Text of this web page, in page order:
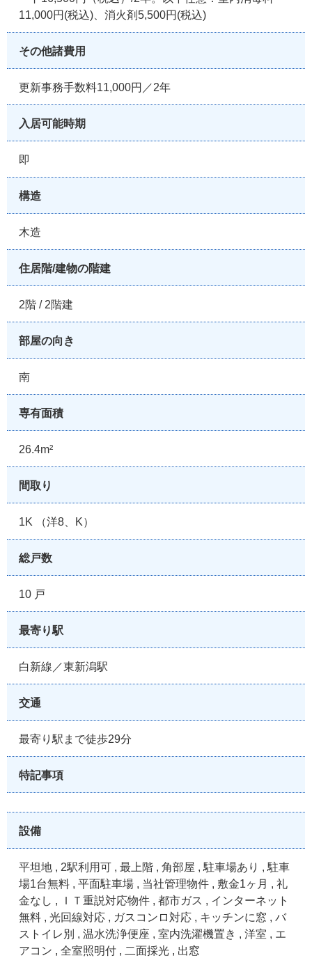
11,000円(税込)、消火剤5,500円(税込)
その他諸費用
更新事務手数料11,000円／2年
入居可能時期
即
構造
木造
住居階/建物の階建
2階 / 2階建
部屋の向き
南
専有面積
26.4m²
間取り
1K （洋8、K）
総戸数
10 戸
最寄り駅
白新線／東新潟駅
交通
最寄り駅まで徒歩29分
特記事項
設備
平坦地 , 2駅利用可 , 最上階 , 角部屋 , 駐車場あり , 駐車
場1台無料 , 平面駐車場 , 当社管理物件 , 敷金1ヶ月 , 礼
金なし , ＩＴ重説対応物件 , 都市ガス , インターネット
無料 , 光回線対応 , ガスコンロ対応 , キッチンに窓 , バ
ストイレ別 , 温水洗浄便座 , 室内洗濯機置き , 洋室 , エ
アコン , 全室照明付 , 二面採光 , 出窓